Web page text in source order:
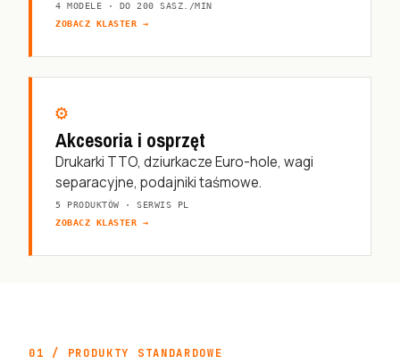
4 MODELE · DO 200 SASZ./MIN
ZOBACZ KLASTER →
⚙
Akcesoria i osprzęt
Drukarki TTO, dziurkacze Euro-hole, wagi
separacyjne, podajniki taśmowe.
5 PRODUKTÓW · SERWIS PL
ZOBACZ KLASTER →
01 / PRODUKTY STANDARDOWE